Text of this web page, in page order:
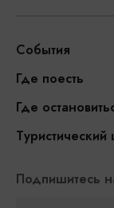
События
Где поесть
Где
Туристический
Подпишитесь